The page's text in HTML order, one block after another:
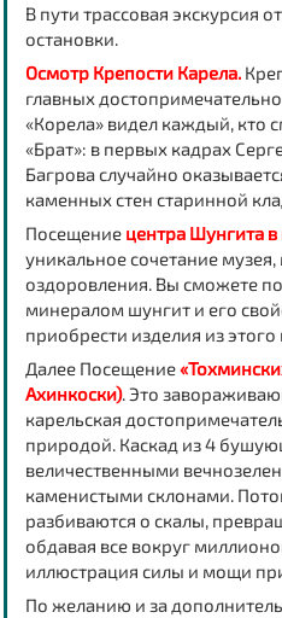
В пути трассовая экскурсия
остановки.
Осмотр Крепости Карела.
главных
«Корела» видел каждый, кто
«Брат»: в первых кадрах
Багрова случайно
каменных стен старинной
Посещение центра Шунгита в
уникальное сочетание
оздоровления. Вы сможете
минералом шунгит и его
приобрести изделия из этого
Далее Посещение
Ахинкоски). Это
карельская
природой. Каскад из 4
величественными
каменистыми склонами.
разбиваются о скалы,
обдавая все вокруг
иллюстрация силы и мощи
По желанию и за